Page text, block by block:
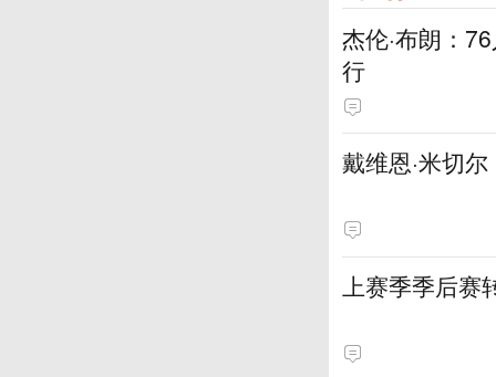
杰伦·布朗：
行
戴维恩·米切
上赛季季后